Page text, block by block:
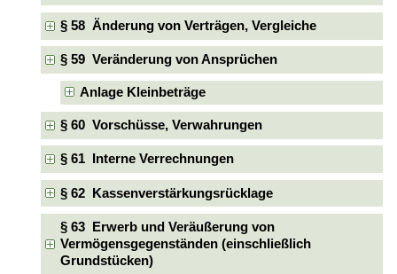
§ 58 Änderung von Verträgen, Vergleiche
§ 59 Veränderung von Ansprüchen
Anlage Kleinbeträge
§ 60 Vorschüsse, Verwahrungen
§ 61 Interne Verrechnungen
§ 62 Kassenverstärkungsrücklage
§ 63 Erwerb und Veräußerung von
Vermögensgegenständen (einschließlich
Grundstücken)